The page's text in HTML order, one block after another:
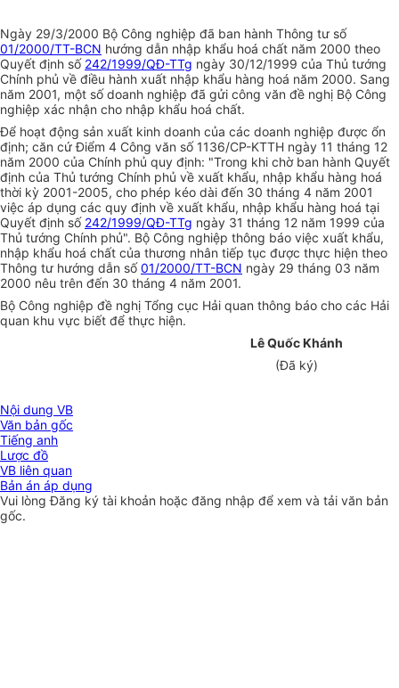
Ngày 29/3/2000 Bộ Công nghiệp đã ban hành Thông tư số
01/2000/TT-BCN hướng dẫn nhập khẩu hoá chất năm 2000 theo
Quyết định số 242/1999/QĐ-TTg ngày 30/12/1999 của Thủ tướng
Chính phủ về điều hành xuất nhập khẩu hàng hoá năm 2000. Sang
năm 2001, một số doanh nghiệp đã gửi công văn đề nghị Bộ Công
nghiệp xác nhận cho nhập khẩu hoá chất.
Để hoạt động sản xuất kinh doanh của các doanh nghiệp được ổn
định; căn cứ Điểm 4 Công văn số 1136/CP-KTTH ngày 11 tháng 12
năm 2000 của Chính phủ quy định: "Trong khi chờ ban hành Quyết
định của Thủ tướng Chính phủ về xuất khẩu, nhập khẩu hàng hoá
thời kỳ 2001-2005, cho phép kéo dài đến 30 tháng 4 năm 2001
việc áp dụng các quy định về xuất khẩu, nhập khẩu hàng hoá tại
Quyết định số 242/1999/QĐ-TTg ngày 31 tháng 12 năm 1999 của
Thủ tướng Chính phủ". Bộ Công nghiệp thông báo việc xuất khẩu,
nhập khẩu hoá chất của thương nhân tiếp tục được thực hiện theo
Thông tư hướng dẫn số01/2000/TT-BCN ngày 29 tháng 03 năm
2000 nêu trên đến 30 tháng 4 năm 2001.
Bộ Công nghiệp đề nghị Tổng cục Hải quan thông báo cho các Hải
quan khu vực biết để thực hiện.
Lê Quốc Khánh
(Đã ký)
Nội dung VB
Văn bản gốc
Tiếng anh
Lược đồ
VB liên quan
Bản án áp dụng
Vui lòngĐăng ký tài khoản hoặc đăng nhập để xem và tải văn bản
gốc.